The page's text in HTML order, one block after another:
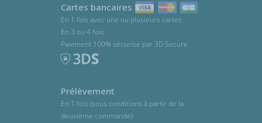
Cartes bancaires
En 1 fois avec une ou plusieurs cartes
En 3 ou 4 fois
Paiement 100% sécurisé par 3D Secure
Prélèvement
En 1 fois (sous conditions à partir de la
deuxième commande)